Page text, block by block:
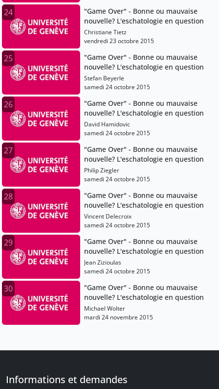
24
"Game Over" - Bonne ou mauvaise
nouvelle? L'eschatologie en question
Christiane Tietz
vendredi 23 octobre 2015
25
"Game Over" - Bonne ou mauvaise
nouvelle? L'eschatologie en question
Stefan Beyerle
samedi 24 octobre 2015
26
"Game Over" - Bonne ou mauvaise
nouvelle? L'eschatologie en question
David Hamidovic
samedi 24 octobre 2015
27
"Game Over" - Bonne ou mauvaise
nouvelle? L'eschatologie en question
Philip Ziegler
samedi 24 octobre 2015
28
"Game Over" - Bonne ou mauvaise
nouvelle? L'eschatologie en question
Vincent Delecroix
samedi 24 octobre 2015
29
"Game Over" - Bonne ou mauvaise
nouvelle? L'eschatologie en question
Jean Zizioulas
samedi 24 octobre 2015
30
"Game Over" - Bonne ou mauvaise
nouvelle? L'eschatologie en question
Michael Wolter
mardi 24 novembre 2015
Informations et demandes